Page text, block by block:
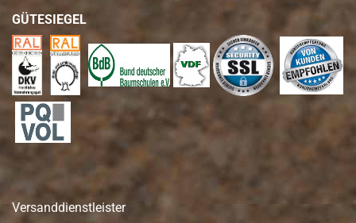
GÜTESIEGEL
Versanddienstleister